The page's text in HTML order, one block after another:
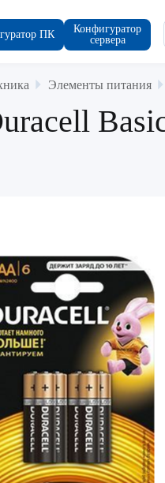
ПК
Конфигуратор
сервера
Элементы питания